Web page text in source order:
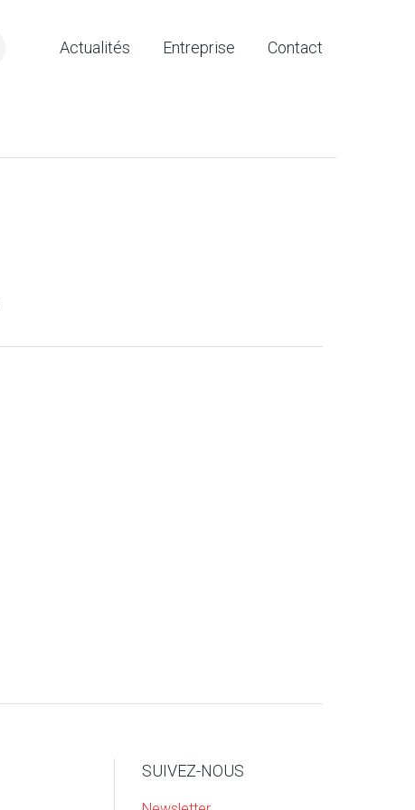
Actualités Entreprise Contact
SUIVEZ-NOUS